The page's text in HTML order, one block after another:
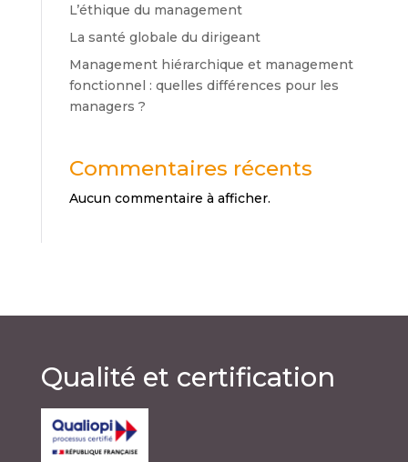
L’éthique du management
La santé globale du dirigeant
Management hiérarchique et management
fonctionnel : quelles différences pour les
managers ?
Commentaires récents
Aucun commentaire à afficher.
Qualité et certification